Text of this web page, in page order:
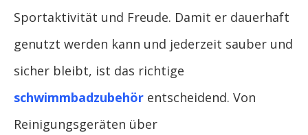
Sportaktivität und Freude. Damit er dauerhaft
genutzt werden kann und jederzeit sauber und
sicher bleibt, ist das richtige
schwimmbadzubehör entscheidend. Von
Reinigungsgeräten über